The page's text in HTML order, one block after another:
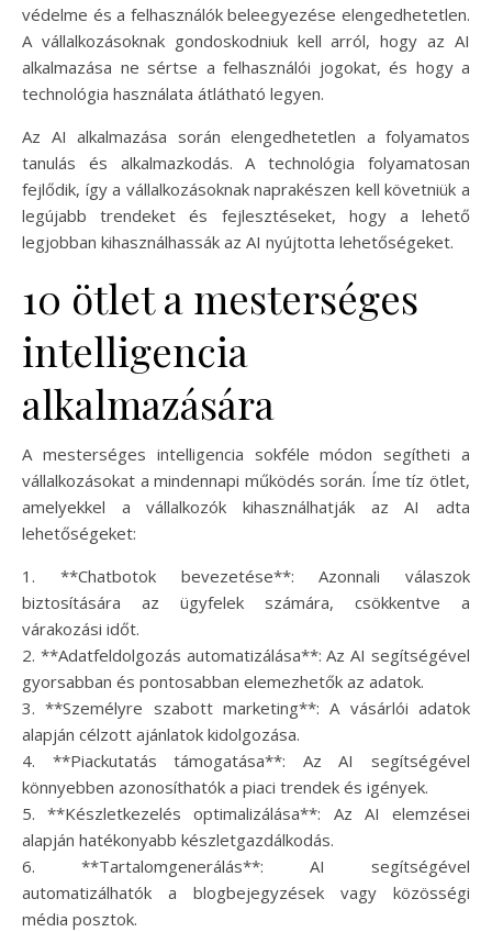
védelme és a felhasználók beleegyezése elengedhetetlen.
A vállalkozásoknak gondoskodniuk kell arról, hogy az AI
alkalmazása ne sértse a felhasználói jogokat, és hogy a
technológia használata átlátható legyen.
Az AI alkalmazása során elengedhetetlen a folyamatos
tanulás és alkalmazkodás. A technológia folyamatosan
fejlődik, így a vállalkozásoknak naprakészen kell követniük a
legújabb trendeket és fejlesztéseket, hogy a lehető
legjobban kihasználhassák az AI nyújtotta lehetőségeket.
10 ötlet a mesterséges
intelligencia
alkalmazására
A mesterséges intelligencia sokféle módon segítheti a
vállalkozásokat a mindennapi működés során. Íme tíz ötlet,
amelyekkel a vállalkozók kihasználhatják az AI adta
lehetőségeket:
1. **Chatbotok bevezetése**: Azonnali válaszok
biztosítására az ügyfelek számára, csökkentve a
várakozási időt.
2. **Adatfeldolgozás automatizálása**: Az AI segítségével
gyorsabban és pontosabban elemezhetők az adatok.
3. **Személyre szabott marketing**: A vásárlói adatok
alapján célzott ajánlatok kidolgozása.
4. **Piackutatás támogatása**: Az AI segítségével
könnyebben azonosíthatók a piaci trendek és igények.
5. **Készletkezelés optimalizálása**: Az AI elemzései
alapján hatékonyabb készletgazdálkodás.
6. **Tartalomgenerálás**: AI segítségével
automatizálhatók a blogbejegyzések vagy közösségi
média posztok.